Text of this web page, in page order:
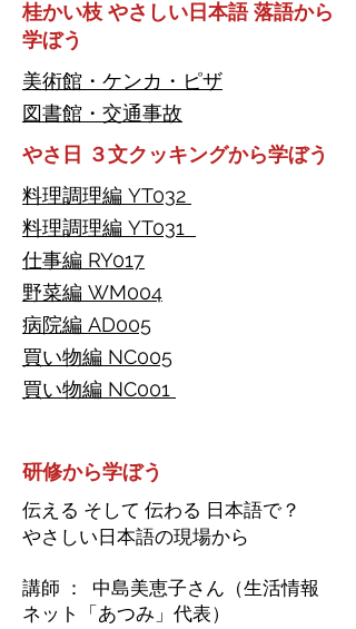
桂かい枝 やさしい日本語 落語から
学ぼう
美術館・ケンカ・ピザ
図書館・交通事故
やさ日 ３文クッキングから学ぼう
料理調理編 YT032
料理調理編 YT031
仕事編 RY017
野菜編 WM004
病院編 AD005
買い物編 NC005
買い物編 NC001
研修から学ぼう
伝える そして 伝わる 日本語で？
やさしい日本語の現場から
講師 ： 中島美恵子さん（生活情報
ネット「あつみ」代表）